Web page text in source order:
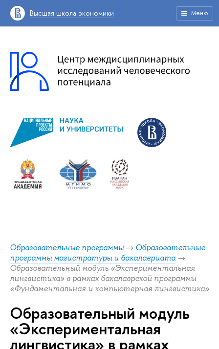
Высшая школа экономики Меню
Образовательные программы → Образовательные
программы магистратуры и бакалавриата →
Образовательный модуль «Экспериментальная
лингвистика» в рамках бакалаврской программы
«Фундаментальная и компьютерная лингвистика»
Образовательный модуль
«Экспериментальная
лингвистика» в рамках